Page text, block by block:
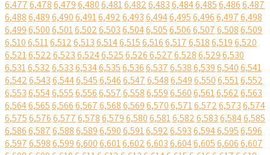
6,4776,4786,4796,4806,4816,4826,4836,4846,4856,4866,487
6,4886,4896,4906,4916,4926,4936,4946,4956,4966,4976,498
6,4996,5006,5016,5026,5036,5046,5056,5066,5076,5086,509
6,5106,5116,5126,5136,5146,5156,5166,5176,5186,5196,520
6,5216,5226,5236,5246,5256,5266,5276,5286,5296,530
6,5316,5326,5336,5346,5356,5366,5376,5386,5396,5406,541
6,5426,5436,5446,5456,5466,5476,5486,5496,5506,5516,552
6,5536,5546,5556,5566,5576,5586,5596,5606,5616,5626,563
6,5646,5656,5666,5676,5686,5696,5706,5716,5726,5736,574
6,5756,5766,5776,5786,5796,5806,5816,5826,5836,5846,585
6,5866,5876,5886,5896,5906,5916,5926,5936,5946,5956,596
6,5976,5986,5996,6006,6016,6026,6036,6046,6056,6066,607